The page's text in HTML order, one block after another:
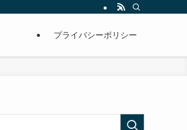
プライバシーポリシー